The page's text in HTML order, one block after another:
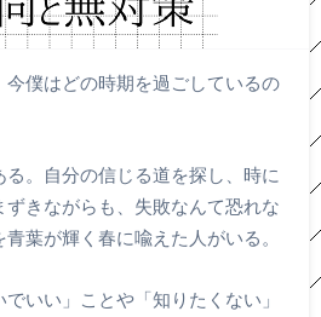
今僕はどの時期を過ごしているの
る。自分の信じる道を探し、時に
ずきながらも、失敗なんて恐れな
葉が輝く春に喩えた人がいる。
いい」ことや「知りたくない」